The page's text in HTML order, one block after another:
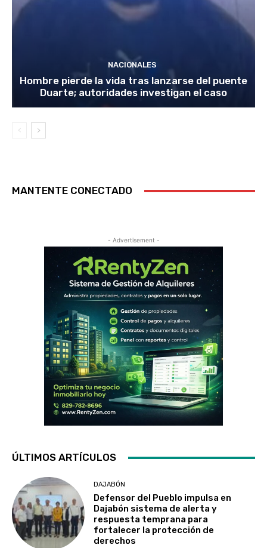
NACIONALES
Hombre pierde la vida tras lanzarse del puente
Duarte; autoridades investigan el caso
MANTENTE CONECTADO
- Advertisement -
ÚLTIMOS ARTÍCULOS
DAJABÓN
Defensor del Pueblo impulsa en
Dajabón sistema de alerta y
respuesta temprana para
fortalecer la protección de
derechos